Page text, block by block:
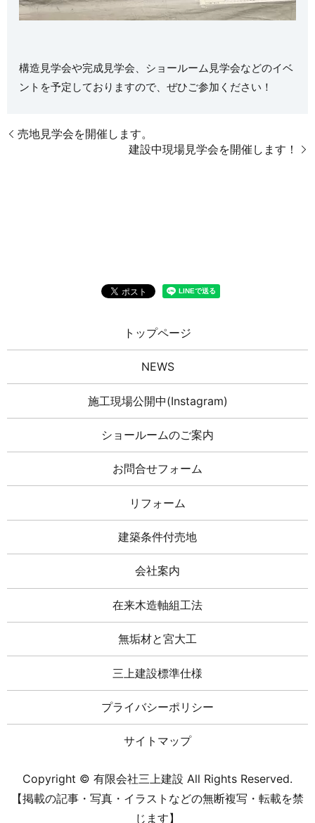
構造見学会や完成見学会、ショールーム見学会などのイベ
ントを予定しておりますので、ぜひご参加ください！
売地見学会を開催します。
建設中現場見学会を開催します！
トップページ
NEWS
施工現場公開中(Instagram)
ショールームのご案内
お問合せフォーム
リフォーム
建築条件付売地
会社案内
在来木造軸組工法
無垢材と宮大工
三上建設標準仕様
プライバシーポリシー
サイトマップ
Copyright © 有限会社三上建設 All Rights Reserved.
【掲載の記事・写真・イラストなどの無断複写・転載を禁
じます】